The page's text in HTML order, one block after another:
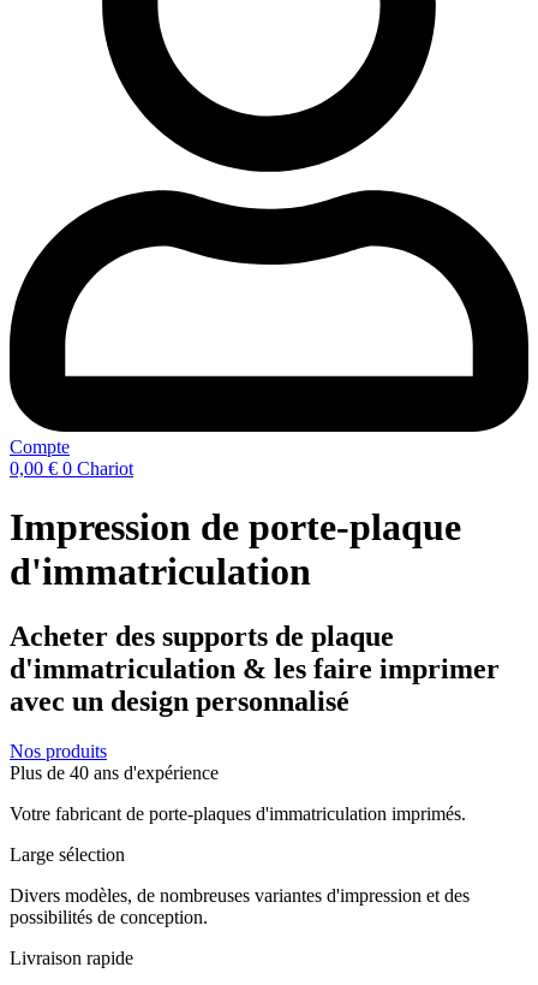
Compte
0,00 € 0 Chariot
Impression de porte-plaque
d'immatriculation
Acheter des supports de plaque
d'immatriculation & les faire imprimer
avec un design personnalisé
Nos produits
Plus de 40 ans d'expérience
Votre fabricant de porte-plaques d'immatriculation imprimés.
Large sélection
Divers modèles, de nombreuses variantes d'impression et des
possibilités de conception.
Livraison rapide